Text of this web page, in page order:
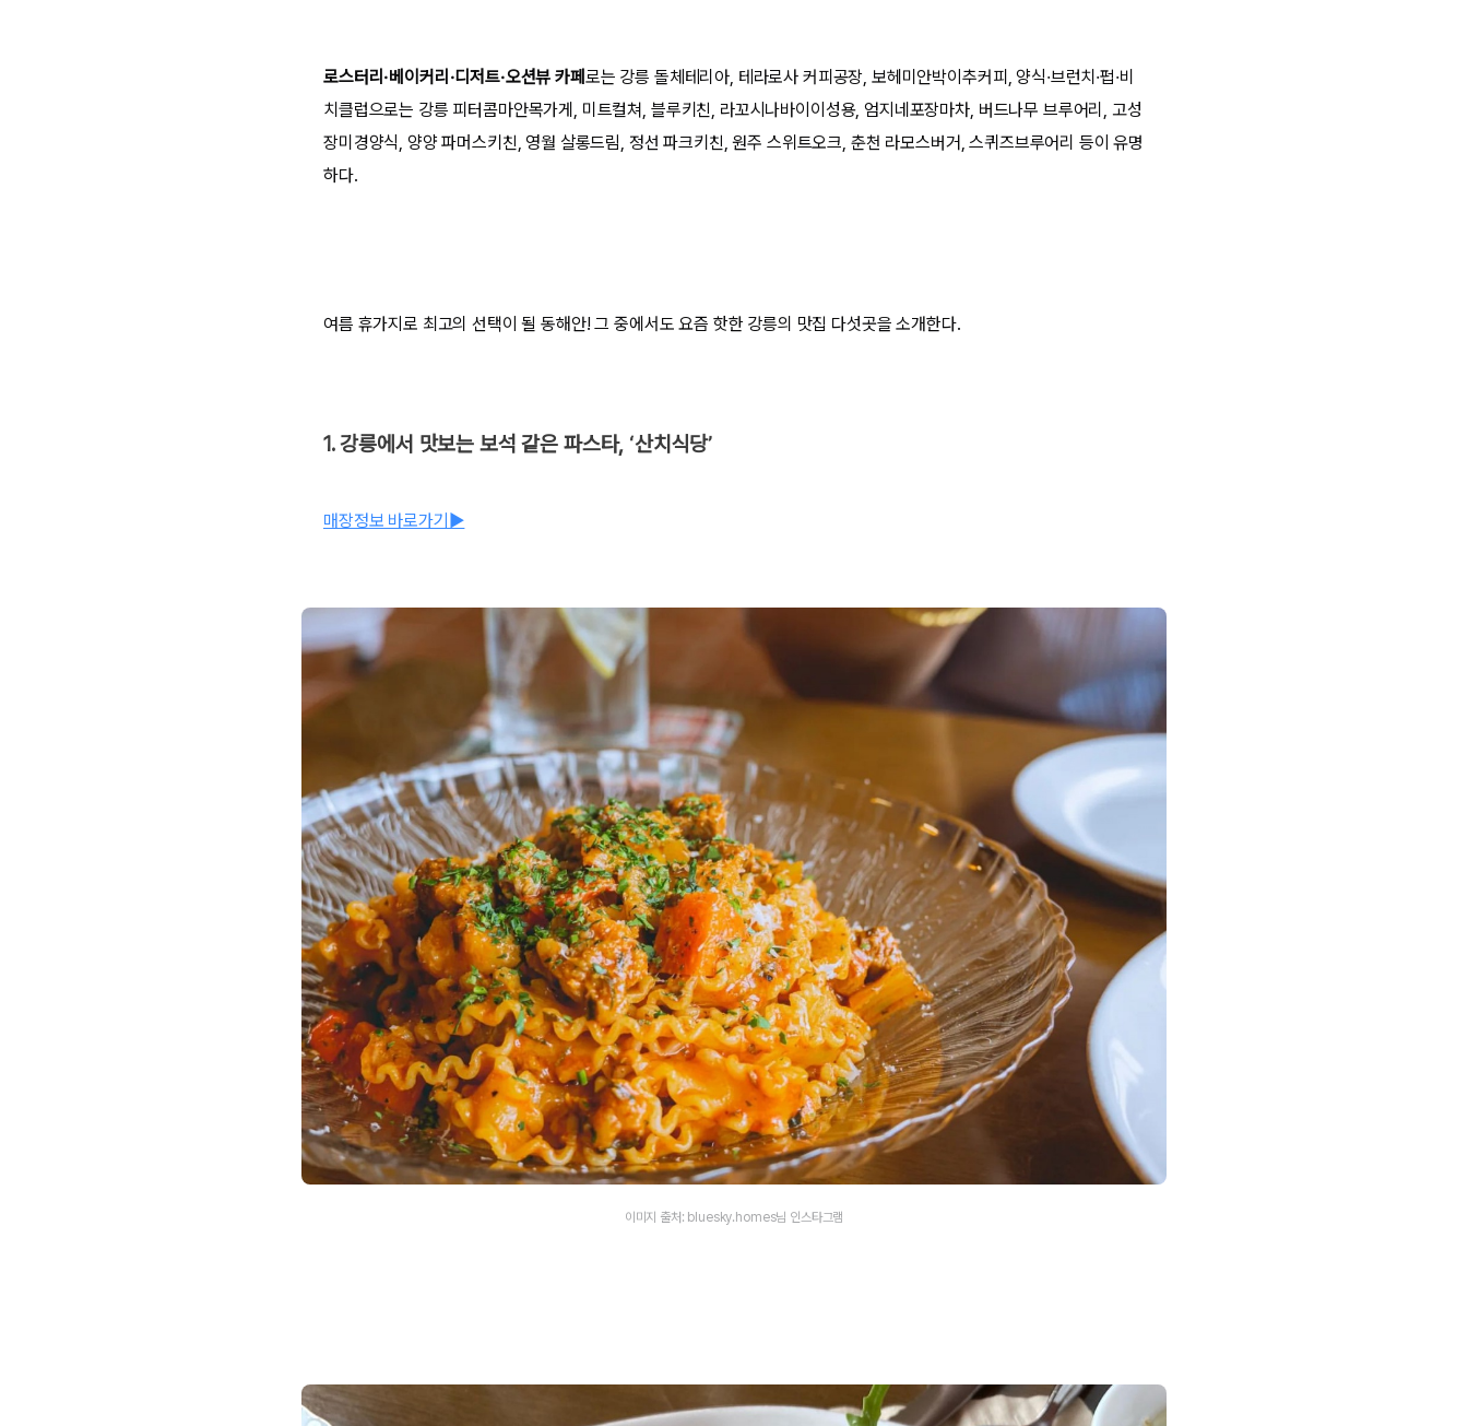
로스터리·베이커리·디저트·오션뷰 카페 로는 강릉 돌체테리아, 테라로사 커피공장, 보헤미안박이추커피, 양식·브런치·펍·비
치클럽으로는 강릉 피터콤마안목가게, 미트컬쳐, 블루키친, 라꼬시나바이이성용, 엄지네포장마차, 버드나무 브루어리, 고성
장미경양식, 양양 파머스키친, 영월 살롱드림, 정선 파크키친, 원주 스위트오크, 춘천 라모스버거, 스퀴즈브루어리 등이 유명
하다.
여름 휴가지로 최고의 선택이 될 동해안! 그 중에서도 요즘 핫한 강릉의 맛집 다섯곳을 소개한다.
1. 강릉에서 맛보는 보석 같은 파스타, ‘산치식당’
매장정보 바로가기▶
이미지 출처: bluesky.homes님 인스타그램